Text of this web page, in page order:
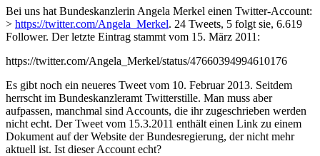
Bei uns hat Bundeskanzlerin Angela Merkel einen Twitter-Account:
> https://twitter.com/Angela_Merkel. 24 Tweets, 5 folgt sie, 6.619
Follower. Der letzte Eintrag stammt vom 15. März 2011:
https://twitter.com/Angela_Merkel/status/47660394994610176
Es gibt noch ein neueres Tweet vom 10. Februar 2013. Seitdem
herrscht im Bundeskanzleramt Twitterstille. Man muss aber
aufpassen, manchmal sind Accounts, die ihr zugeschrieben werden
nicht echt. Der Tweet vom 15.3.2011 enthält einen Link zu einem
Dokument auf der Website der Bundesregierung, der nicht mehr
aktuell ist. Ist dieser Account echt?